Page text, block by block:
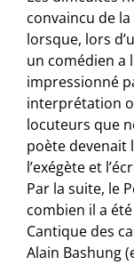
convaincu de
lorsque, lors
un comédien a
impressionné
interprétation
locuteurs que
poète devenait
l’exégète et
Par la suite, le
combien il a
Cantique des
Alain Bashung